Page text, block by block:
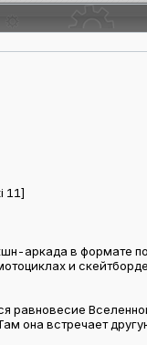
11]
аркада в формате
и
равновесие
она встречает